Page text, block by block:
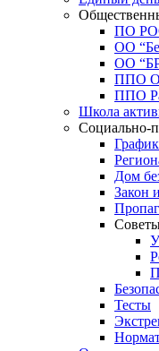
ПО
ОО
ОО
ППО
ППО
Школа
Социально-
Дом
Закон
Тесты